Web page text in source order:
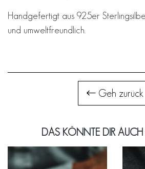
Handgefertigt aus 925er
und umweltfreundlich.
Geh zurück
DAS KÖNNTE DIR AUCH